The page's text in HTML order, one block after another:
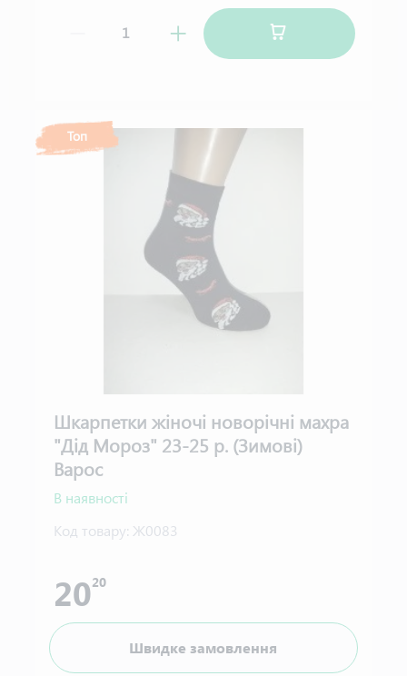
Топ
Шкарпетки жіночі новорічні махра
"Дід Мороз" 23-25 р. (Зимові)
Варос
В наявності
Код товару: Ж0083
2020
Швидке замовлення